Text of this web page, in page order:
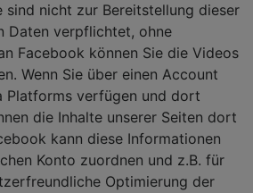
sind nicht zur Bereitstellung dieser
Daten verpflichtet, ohne
Facebook können Sie die Videos
Wenn Sie über einen Account
Platforms verfügen und dort
die Inhalte unserer Seiten dort
kann diese Informationen
Konto zuordnen und z.B. für
Optimierung der